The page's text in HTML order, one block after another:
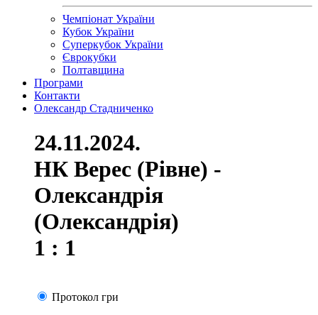
Чемпіонат України
Кубок України
Суперкубок України
Єврокубки
Полтавщина
Програми
Контакти
Олександр Стадниченко
24.11.2024.
НК Верес (Рівне) -
Олександрія
(Олександрія)
1 : 1
Протокол гри